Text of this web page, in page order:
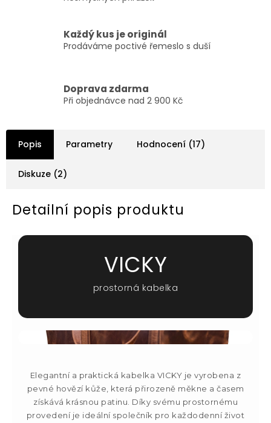
Každý kus je originál
Prodáváme poctivé řemeslo s duší
Doprava zdarma
Při objednávce nad 2 900 Kč
Popis Parametry Hodnocení (17)
Diskuze (2)
Detailní popis produktu
VICKY
prostorná kabelka
Elegantní a praktická kabelka VICKY je vyrobena z
pevné hovězí kůže, která přirozeně měkne a časem
získává krásnou patinu. Díky svému prostornému
provedení je ideální společník pro každodenní život